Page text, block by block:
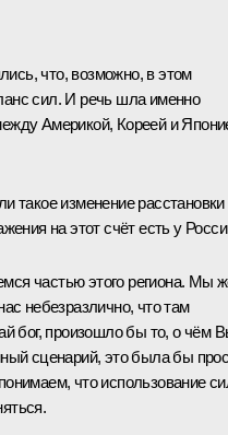
что, возможно, в этом
сил. И речь шла именно
Америкой, Кореей и
такое изменение расстановки
на этот счёт есть у
частью этого региона. Мы
небезразлично, что там
бог, произошло бы то, о чём
сценарий, это была бы
что использование